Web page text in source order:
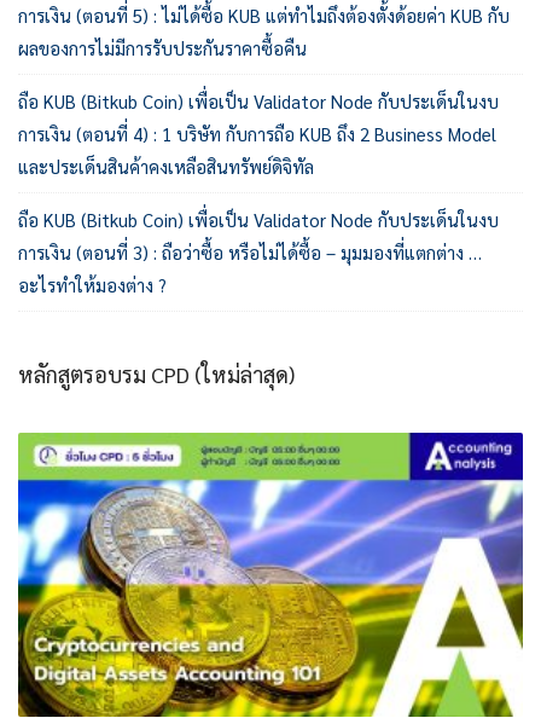
การเงิน (ตอนที่ 5) : ไม่ได้ซื้อ KUB แต่ทำไมถึงต้องตั้งด้อยค่า KUB กับ
ผลของการไม่มีการรับประกันราคาซื้อคืน
ถือ KUB (Bitkub Coin) เพื่อเป็น Validator Node กับประเด็นในงบ
การเงิน (ตอนที่ 4) : 1 บริษัท กับการถือ KUB ถึง 2 Business Model
และประเด็นสินค้าคงเหลือสินทรัพย์ดิจิทัล
ถือ KUB (Bitkub Coin) เพื่อเป็น Validator Node กับประเด็นในงบ
การเงิน (ตอนที่ 3) : ถือว่าซื้อ หรือไม่ได้ซื้อ – มุมมองที่แตกต่าง …
อะไรทำให้มองต่าง ?
หลักสูตรอบรม CPD (ใหม่ล่าสุด)